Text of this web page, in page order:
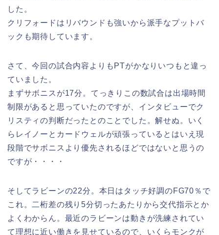
した。
クリフォードはリバウンドも強いから派手なプットバ
ックも期待しています。
さて、今回の試合内容よりもPTがかなりいつもと違っ
ていました。
まずサボニスが17分。てっきりこの数試合は出場時間
制限があると思っていたのですが、インタビューでク
リスティの判断だったとのことでした。解せぬ。いく
らレイノーとカードウェルが頑張っているとはいえ現
段階でサボニスより優先されるほどではないと思うの
ですが・・・・
そしてラビーンの22分。本日はタッチ好調のFG70％で
これ。二桁差の残り5分切ったあたりから交代指示とか
よくわからん。最近のラビーンは動きが洗練されてい
て理想に近い働きを見せているので、いくらモンクが